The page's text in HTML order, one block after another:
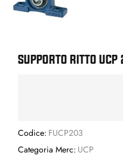
SUPPORTO RITTO
Codice: FUCP203
Categoria Merc: UCP